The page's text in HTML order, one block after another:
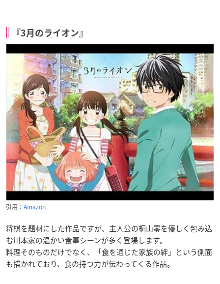
『3月のライオン』
引用： Amazon
将棋を題材にした作品ですが、主人公の桐山零を優しく包み込
む川本家の温かい食事シーンが多く登場します。
料理そのものだけでなく、「食を通じた家族の絆」という側面
も描かれており、食の持つ力が伝わってくる作品。